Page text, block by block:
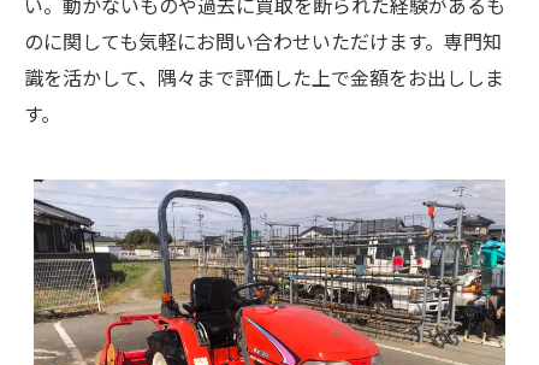
のに関しても気軽にお問い合わせいただけます。専門知
識を活かして、隅々まで評価した上で金額をお出ししま
す。